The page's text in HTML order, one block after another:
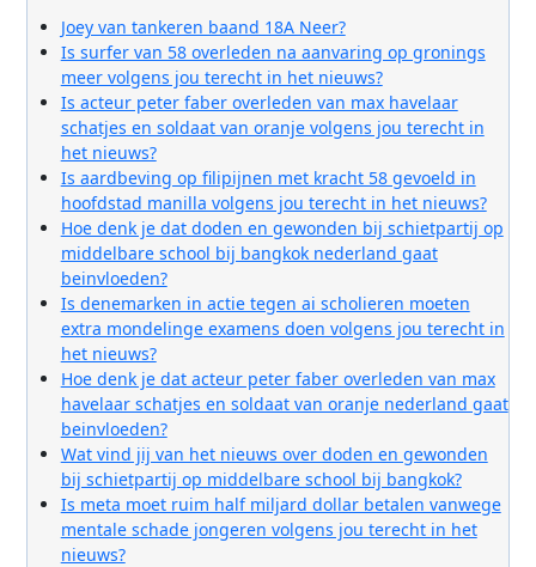
Joey van tankeren baand 18A Neer?
Is surfer van 58 overleden na aanvaring op gronings
meer volgens jou terecht in het nieuws?
Is acteur peter faber overleden van max havelaar
schatjes en soldaat van oranje volgens jou terecht in
het nieuws?
Is aardbeving op filipijnen met kracht 58 gevoeld in
hoofdstad manilla volgens jou terecht in het nieuws?
Hoe denk je dat doden en gewonden bij schietpartij op
middelbare school bij bangkok nederland gaat
beinvloeden?
Is denemarken in actie tegen ai scholieren moeten
extra mondelinge examens doen volgens jou terecht in
het nieuws?
Hoe denk je dat acteur peter faber overleden van max
havelaar schatjes en soldaat van oranje nederland gaat
beinvloeden?
Wat vind jij van het nieuws over doden en gewonden
bij schietpartij op middelbare school bij bangkok?
Is meta moet ruim half miljard dollar betalen vanwege
mentale schade jongeren volgens jou terecht in het
nieuws?